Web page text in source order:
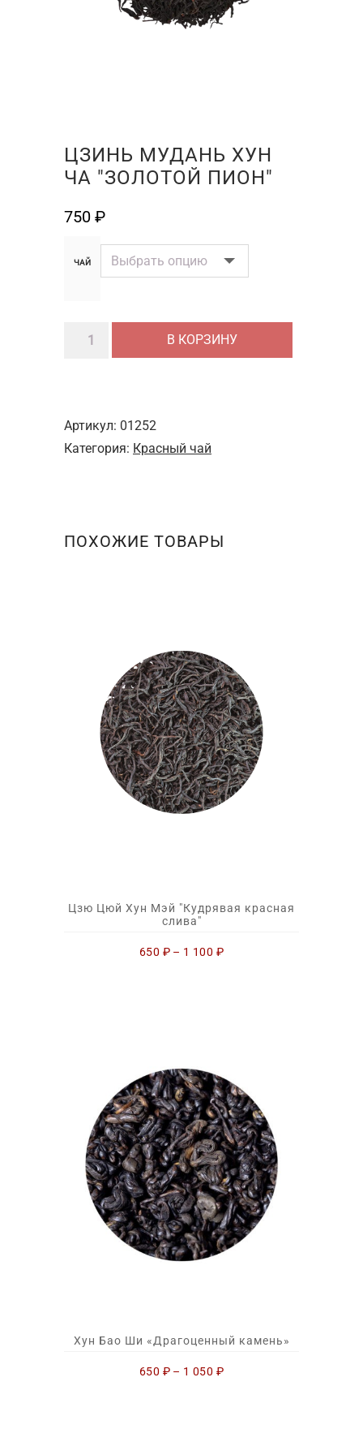
ЦЗИНЬ МУДАНЬ ХУН
ЧА "ЗОЛОТОЙ ПИОН"
750 ₽
ЧАЙ
Количество
Хун
Ча
В КОРЗИНУ
Артикул: 01252
Категория: Красный чай
ПОХОЖИЕ ТОВАРЫ
Цзю Цюй Хун Мэй "Кудрявая красная
слива"
650 ₽ – 1 100 ₽
Хун Бао Ши «Драгоценный камень»
650 ₽ – 1 050 ₽